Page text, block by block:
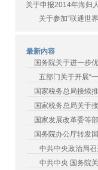
关于申报2014年海归
关于参加“联通世
最新内容
国务院关于进一步
五部门关于开展“
国家税务总局接续
国家税务总局关于
国家发展改革委等
国务院办公厅转发
中共中央政治局
中共中央 国务院